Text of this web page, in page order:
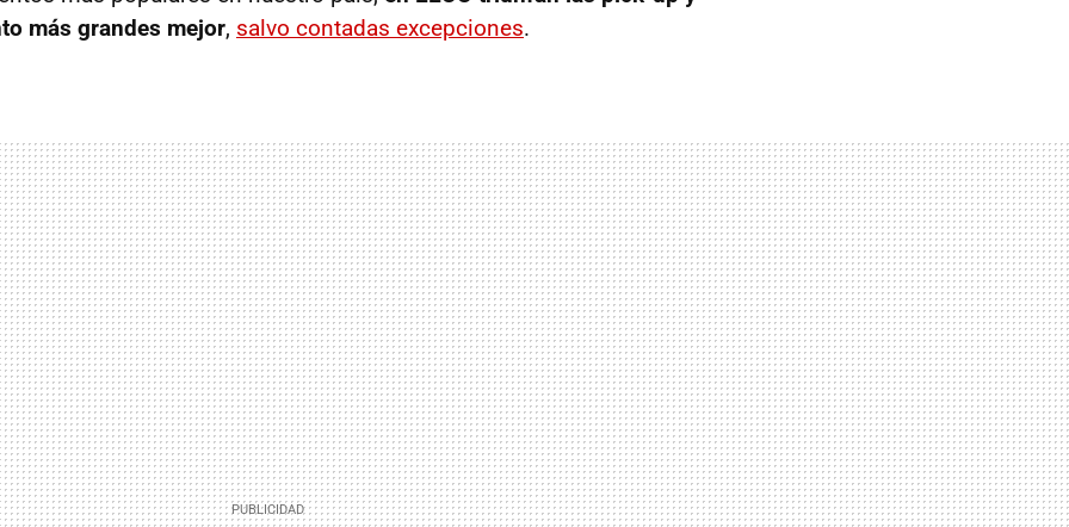
más grandes mejor, salvo contadas excepciones.